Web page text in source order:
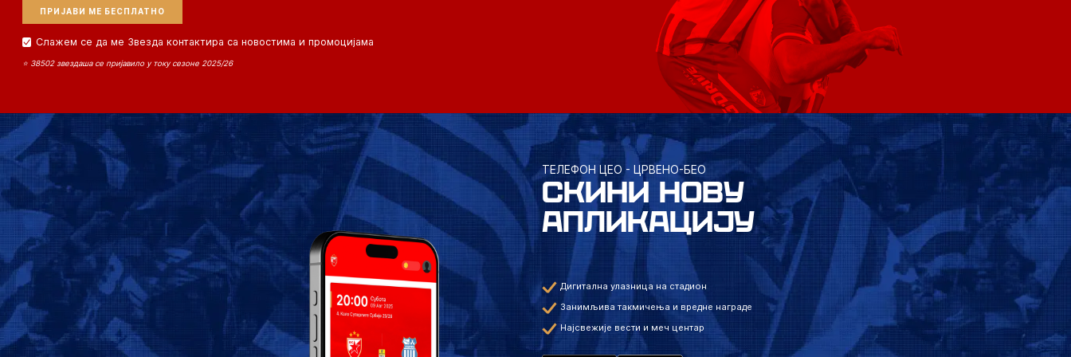
Слажем се да ме Звезда контактира са новостима и промоцијама
⭐ 38502 звездаша се пријавило у току сезоне 2025/26
ТЕЛЕФОН ЦЕО - ЦРВЕНО-БЕО
СКИНИ НОВУ
АПЛИКАЦИЈУ
Дигитална улазница на стадион
Занимљива такмичења и вредне награде
Најсвежије вести и меч центар